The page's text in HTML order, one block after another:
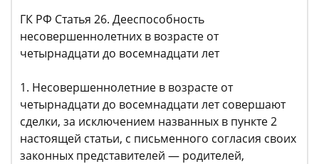
ГК РФ Статья 26. Дееспособность
несовершеннолетних в возрасте от
четырнадцати до восемнадцати лет
1. Несовершеннолетние в возрасте от
четырнадцати до восемнадцати лет совершают
сделки, за исключением названных в пункте 2
настоящей статьи, с письменного согласия своих
законных представителей — родителей,